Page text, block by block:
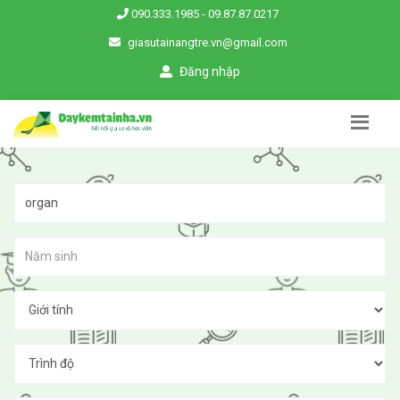
090.333.1985 - 09.87.87.0217
giasutainangtre.vn@gmail.com
Đăng nhập